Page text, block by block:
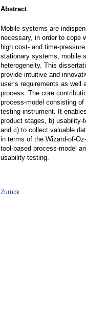
Abstract
Mobile systems are
necessary, in order to cope
high cost- and time-
stationary systems, mobile
heterogeneity. This
provide intuitive and
user‘s requirements as
process. The core
process-model consisting
testing-instrument. It
product stages, b)
and c) to collect valuable
in terms of the Wizard-of-
tool-based process-model
usability-testing.
Zurück